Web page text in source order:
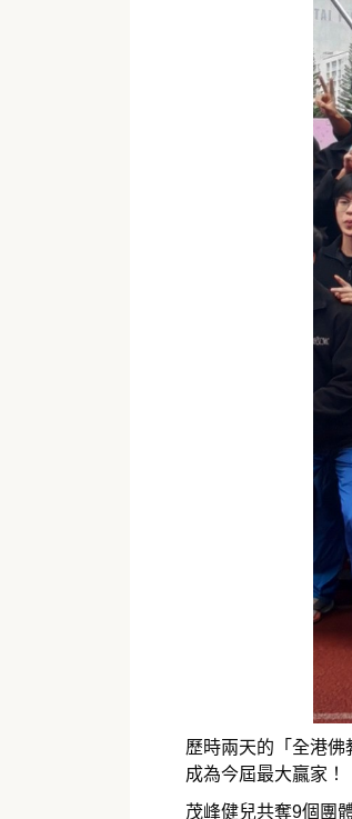
歷時兩天的「全港佛
成為今屆最大贏家！
茂峰健兒共奪9個團